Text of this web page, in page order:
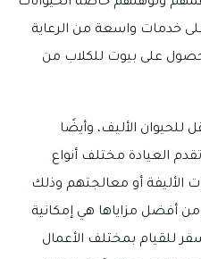
خدمات واسعة من الرعاية
على بيوت للكلاب من
للحيوان الأليف، وأيضًا
العيادة مختلف أنواع
الأليفة أو معالجتهم وذلك
أفضل مزاياها هي إمكانية
للقيام بمختلف الأعمال